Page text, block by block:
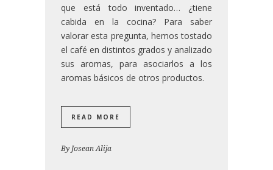
que está todo inventado… ¿tiene
cabida en la cocina? Para saber
valorar esta pregunta, hemos tostado
el café en distintos grados y analizado
sus aromas, para asociarlos a los
aromas básicos de otros productos.
READ MORE
By Josean Alija